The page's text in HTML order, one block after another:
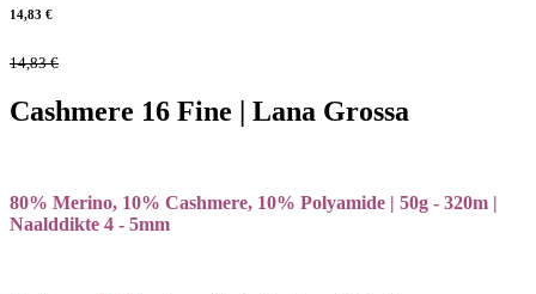
14,83 €
14,83€
Cashmere 16 Fine | Lana Grossa
80% Merino, 10% Cashmere, 10% Polyamide | 50g - 320m |
Naalddikte 4 - 5mm